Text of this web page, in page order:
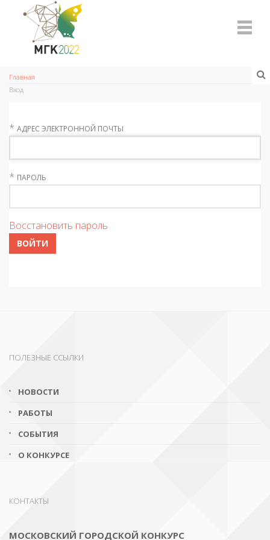
Главная
Вход
* АДРЕС ЭЛЕКТРОННОЙ ПОЧТЫ
* ПАРОЛЬ
Восстановить пароль
ВОЙТИ
ПОЛЕЗНЫЕ ССЫЛКИ
НОВОСТИ
РАБОТЫ
СОБЫТИЯ
О КОНКУРСЕ
КОНТАКТЫ
МОСКОВСКИЙ ГОРОДСКОЙ КОНКУРС